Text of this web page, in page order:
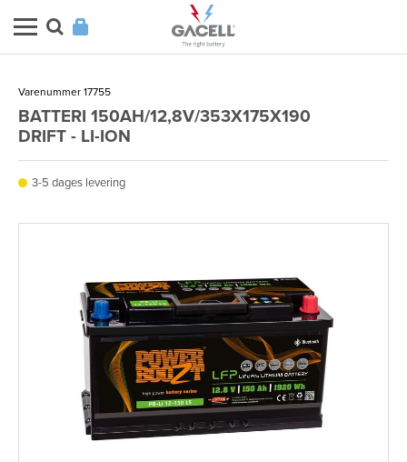
Varenummer 17755
BATTERI 150AH/12,8V/353X175X190
DRIFT - LI-ION
3-5 dages levering